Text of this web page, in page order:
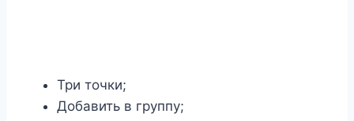
Три точки;
Добавить в группу;